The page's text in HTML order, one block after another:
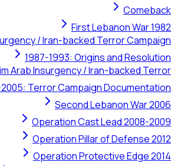
Comeback
First Lebanon War 1982
/ Iran-backed Terror Campaign
1987-1993: Origins and Resolution
Arab Insurgency / Iran-backed Terror
Terror Campaign Documentation
Second Lebanon War 2006
Operation Cast Lead 2008-2009
Operation Pillar of Defense 2012
Operation Protective Edge 2014